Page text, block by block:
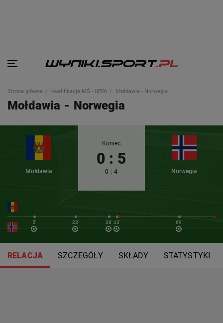
Strona główna Kwalifikacje MŚ - UEFA Mołdawia - Norwegia
Mołdawia - Norwegia
Mołdawia
Koniec
0 : 5
0 : 4 Norwegia
5' 23' 38' 43' 69'
RELACJA SZCZEGÓŁY SKŁADY STATYSTYKI